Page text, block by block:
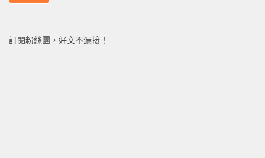
訂閱粉絲團，好文不漏接！